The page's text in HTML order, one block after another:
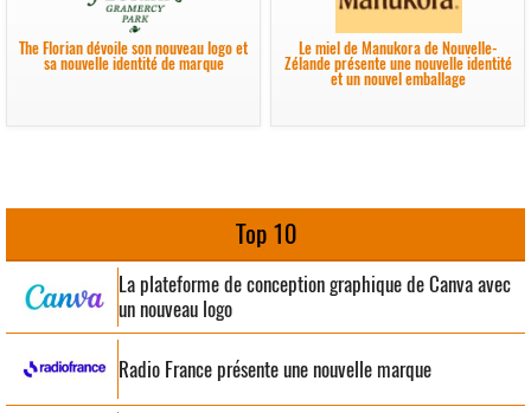
The Florian dévoile son nouveau logo et
sa nouvelle identité de marque
Le miel de Manukora de Nouvelle-
Zélande présente une nouvelle identité
et un nouvel emballage
Top 10
La plateforme de conception graphique de Canva avec
un nouveau logo
Radio France présente une nouvelle marque